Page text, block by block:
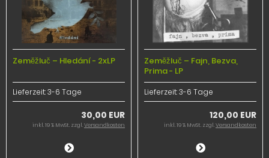
Zeměžluč ‎– Hledání - 2xLP
Lieferzeit:3-6 Tage
30,00 EUR
inkl. 19 % MwSt. zzgl.Versandkosten
Zeměžluč – Fajn, Bezva,
Prima - LP
Lieferzeit:3-6 Tage
120,00 EUR
inkl. 19 % MwSt. zzgl.Versandkosten